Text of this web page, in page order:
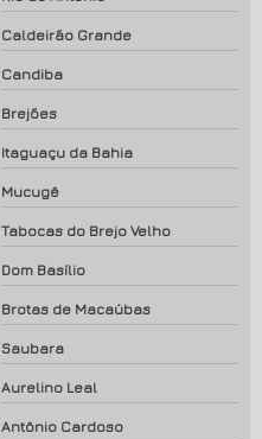
Caldeirão Grande
Candiba
Brejões
Itaguaçu da Bahia
Mucugê
Tabocas do Brejo Velho
Dom Basílio
Brotas de Macaúbas
Saubara
Aurelino Leal
Antônio Cardoso